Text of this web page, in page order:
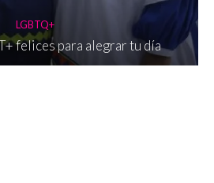
LGBTQ+
felices para alegrar tu día